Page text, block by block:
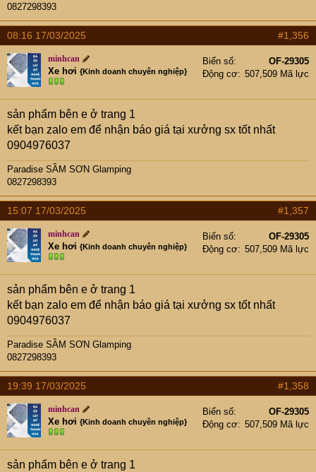
0827298393
08:16 17/03/2025 #1,356
minhcan
Xe hơi {Kinh doanh chuyên nghiệp}
Biển số
OF-29305
Động cơ
507,509 Mã lực
sản phẩm bên e ở trang 1
kết bạn zalo em để nhận báo giá tại xưởng sx tốt nhất
0904976037
Paradise SẦM SƠN Glamping
0827298393
15:07 17/03/2025 #1,357
minhcan
Xe hơi {Kinh doanh chuyên nghiệp}
Biển số
OF-29305
Động cơ
507,509 Mã lực
sản phẩm bên e ở trang 1
kết bạn zalo em để nhận báo giá tại xưởng sx tốt nhất
0904976037
Paradise SẦM SƠN Glamping
0827298393
19:39 17/03/2025 #1,358
minhcan
Xe hơi {Kinh doanh chuyên nghiệp}
Biển số
OF-29305
Động cơ
507,509 Mã lực
sản phẩm bên e ở trang 1